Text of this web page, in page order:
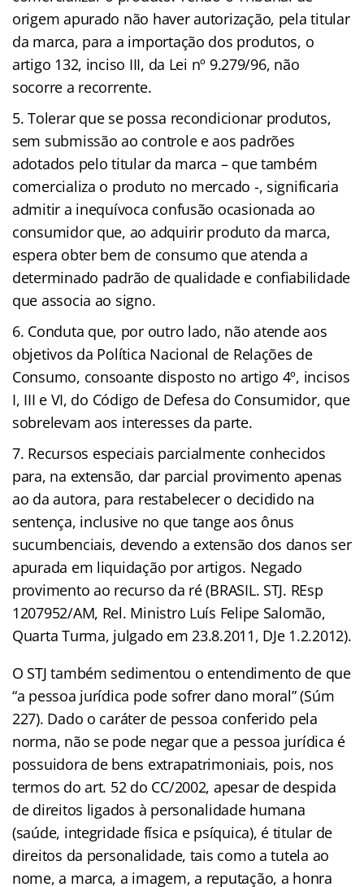
origem apurado não haver autorização, pela titular
da marca, para a importação dos produtos, o
artigo 132, inciso III, da Lei nº 9.279/96, não
socorre a recorrente.
Tolerar que se possa recondicionar produtos,
sem submissão ao controle e aos padrões
adotados pelo titular da marca – que também
comercializa o produto no mercado -, significaria
admitir a inequívoca confusão ocasionada ao
consumidor que, ao adquirir produto da marca,
espera obter bem de consumo que atenda a
determinado padrão de qualidade e confiabilidade
que associa ao signo.
Conduta que, por outro lado, não atende aos
objetivos da Política Nacional de Relações de
Consumo, consoante disposto no artigo 4º, incisos
I, III e VI, do Código de Defesa do Consumidor, que
sobrelevam aos interesses da parte.
Recursos especiais parcialmente conhecidos
para, na extensão, dar parcial provimento apenas
ao da autora, para restabelecer o decidido na
sentença, inclusive no que tange aos ônus
sucumbenciais, devendo a extensão dos danos ser
apurada em liquidação por artigos. Negado
provimento ao recurso da ré (BRASIL. STJ. REsp
1207952/AM, Rel. Ministro Luís Felipe Salomão,
Quarta Turma, julgado em 23.8.2011, DJe 1.2.2012).
O STJ também sedimentou o entendimento de que
“a pessoa jurídica pode sofrer dano moral” (Súm
227). Dado o caráter de pessoa conferido pela
norma, não se pode negar que a pessoa jurídica é
possuidora de bens extrapatrimoniais, pois, nos
termos do art. 52 do CC/2002, apesar de despida
de direitos ligados à personalidade humana
(saúde, integridade física e psíquica), é titular de
direitos da personalidade, tais como a tutela ao
nome, a marca, a imagem, a reputação, a honra